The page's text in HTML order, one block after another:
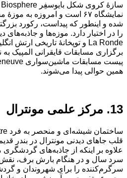
نمایشگاه ۶۷ است و امروزه
شده و اینطور که پیداست، رکورد
را در اختیار دارد. موزه‌ها و
همین حوالی پیدا می‌شوند.
13. مرکز علمی مونترال
علاوه بر اینکه از جاذبه‌های
سرد سال و در هنگام بارش برف، نقش
سرگرم‌کننده را برای شهروندان و